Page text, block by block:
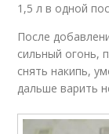
1,5 л в одной
После
сильный огонь,
снять накипь,
дальше варить